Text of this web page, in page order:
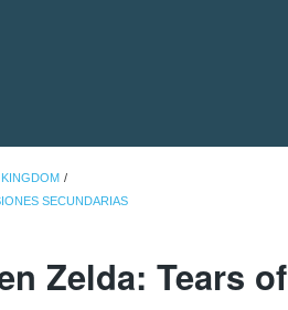
SECUNDARIAS
Zelda: Tears of